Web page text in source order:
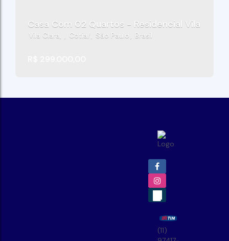
Casa Com 02 Quartos - Residencial Vila Das
Vila Clara Cotia São Paulo Brasil
(11)